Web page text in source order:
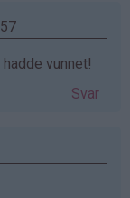
vunnet!
Svar